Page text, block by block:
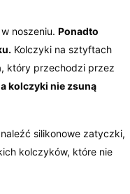
w noszeniu.Ponadto
Kolczyki na sztyftach
który przechodzi przez
kolczyki nie zsuną
silikonowe zatyczki,
kolczyków, które nie